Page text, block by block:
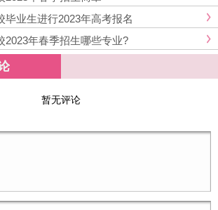
毕业生进行2023年高考报名
2023年春季招生哪些专业?
暂无评论